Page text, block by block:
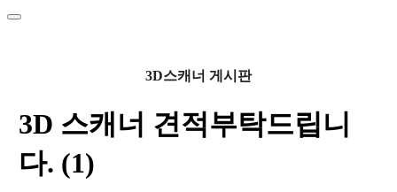
3D스캐너 게시판
3D 스캐너 견적부탁드립니
다. (1)